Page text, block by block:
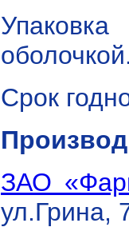
Срок
ЗАО
ул.Грина,